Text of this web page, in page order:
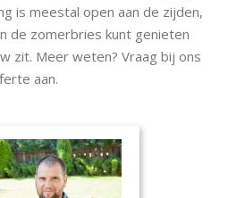
is meestal open aan de zijden,
de zomerbries kunt genieten
zit. Meer weten? Vraag bij ons
aan.